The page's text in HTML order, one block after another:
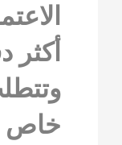
أكثر
خاص